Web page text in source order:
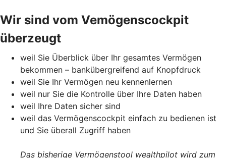
Wir sind vom Vemögenscockpit
überzeugt
weil Sie Überblick über Ihr gesamtes Vermögen
bekommen – bankübergreifend auf Knopfdruck
weil Sie Ihr Vermögen neu kennenlernen
weil nur Sie die Kontrolle über Ihre Daten haben
weil Ihre Daten sicher sind
weil das Vermögenscockpit einfach zu bedienen ist
und Sie überall Zugriff haben
Das bisherige Vermögenstool wealthpilot wird zum